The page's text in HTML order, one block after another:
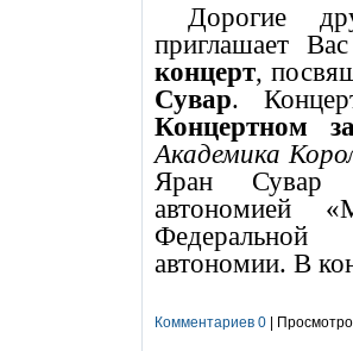
Дорогие
приглашает
концерт,
Сувар.
Концертном
Академика
Яран Сувар
автономией
Федеральной
автономии. В
Комментариев 0 |